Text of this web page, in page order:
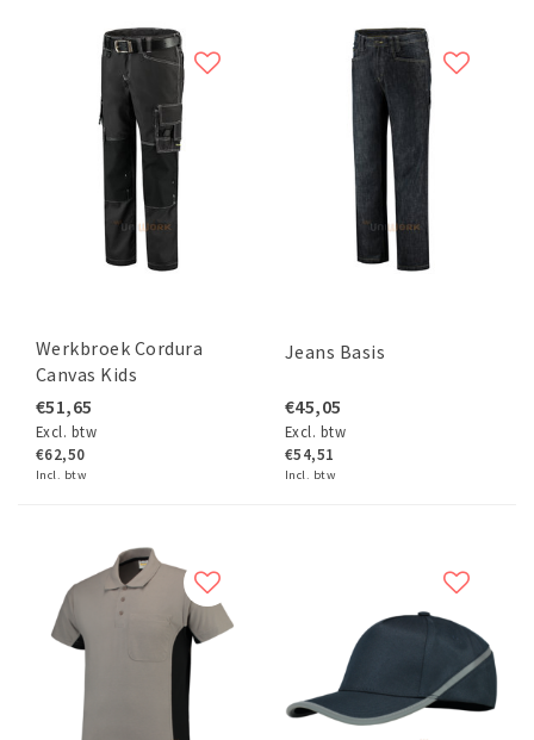
Werkbroek Cordura
Canvas Kids
€51,65
Excl. btw
€62,50
Incl. btw
Jeans Basis
€45,05
Excl. btw
€54,51
Incl. btw